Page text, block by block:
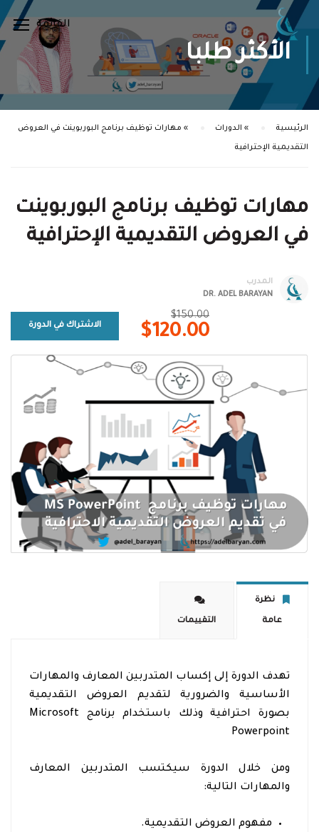
الأكثر طلبا
الرئيسية » الدورات » مهارات توظيف برنامج البوربوينت في العروض
التقديمية الإحترافية
مهارات توظيف برنامج البوربوينت
في العروض التقديمية الإحترافية
المدرب
DR. ADEL BARAYAN
$150.00
$120.00 الاشتراك في الدورة
نظرة
عامة التقييمات
تهدف الدورة إلى إكساب المتدربين المعارف والمهارات
الأساسية والضرورية لتقديم العروض التقديمية
بصورة احترافية وذلك باستخدام برنامج Microsoft
Powerpoint
ومن خلال الدورة سيكتسب المتدربين المعارف
والمهارات التالية:
مفهوم العروض التقديمية.